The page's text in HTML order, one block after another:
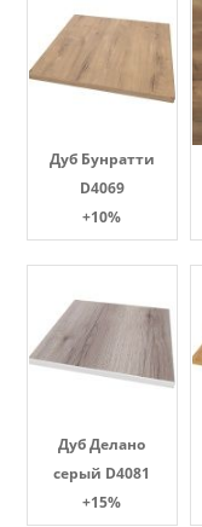
Дуб Бунратти
D4069
+10%
Дуб Делано
серый D4081
+15%